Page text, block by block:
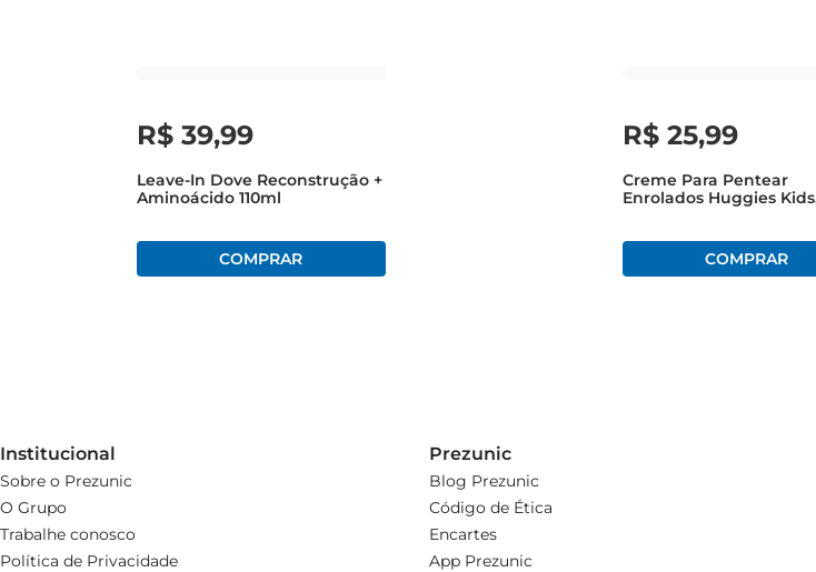
R$ 39,99
Leave-In Dove Reconstrução +
Aminoácido 110ml
R$ 25,99
Creme Para Pentear
Enrolados Huggies Kids
Institucional
Sobre o Prezunic
O Grupo
Trabalhe conosco
Política de Privacidade
Prezunic
Blog Prezunic
Código de Ética
Encartes
App Prezunic